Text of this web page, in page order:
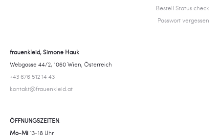
Bestell Status check
Passwort vergessen
frauenkleid, Simone Hauk
Webgasse 44/2, 1060 Wien, Österreich
+43 676 512 14 43
kontakt@frauenkleid.at
ÖFFNUNGSZEITEN:
Mo-Mi13-18 Uhr